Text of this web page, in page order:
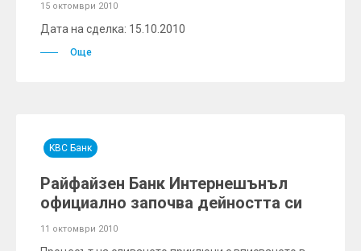
15 октомври 2010
Дата на сделка: 15.10.2010
Още
KBC Банк
Райфайзен Банк Интернешънъл
официално започва дейността си
11 октомври 2010